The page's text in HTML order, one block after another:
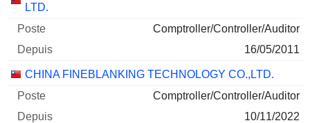
LTD.
Comptroller/Controller/Auditor
16/05/2011
CHINA FINEBLANKING TECHNOLOGY CO.,LTD.
Comptroller/Controller/Auditor
10/11/2022